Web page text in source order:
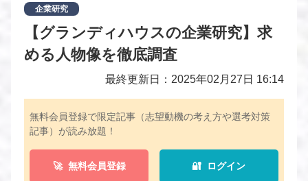
企業研究
【グランディハウスの企業研究】求
める人物像を徹底調査
最終更新日：2025年02月27日 16:14
無料会員登録で限定記事（志望動機の考え方や選考対策
記事）が読み放題！
🚀 無料会員登録 🔐 ログイン